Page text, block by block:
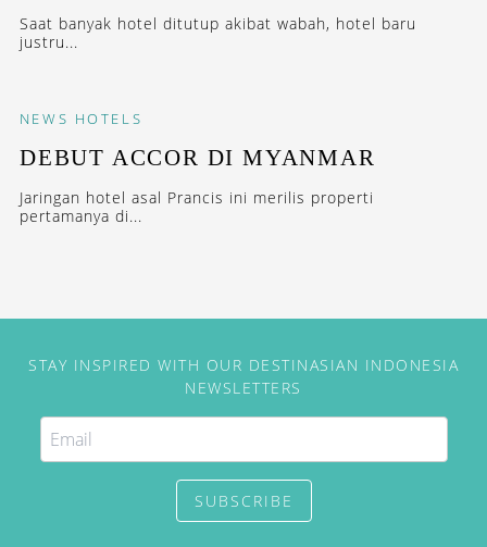
Saat banyak hotel ditutup akibat wabah, hotel baru
justru...
NEWS HOTELS
DEBUT ACCOR DI MYANMAR
Jaringan hotel asal Prancis ini merilis properti
pertamanya di...
STAY INSPIRED WITH OUR DESTINASIAN INDONESIA
NEWSLETTERS
SUBSCRIBE